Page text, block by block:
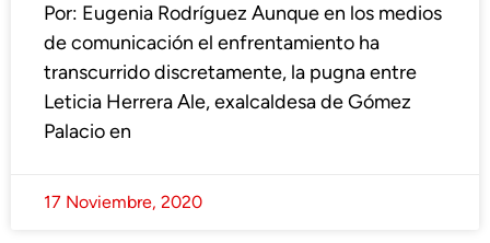
Por: Eugenia Rodríguez Aunque en los medios
de comunicación el enfrentamiento ha
transcurrido discretamente, la pugna entre
Leticia Herrera Ale, exalcaldesa de Gómez
Palacio en
17 Noviembre, 2020